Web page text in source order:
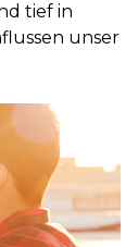
tief in
unser